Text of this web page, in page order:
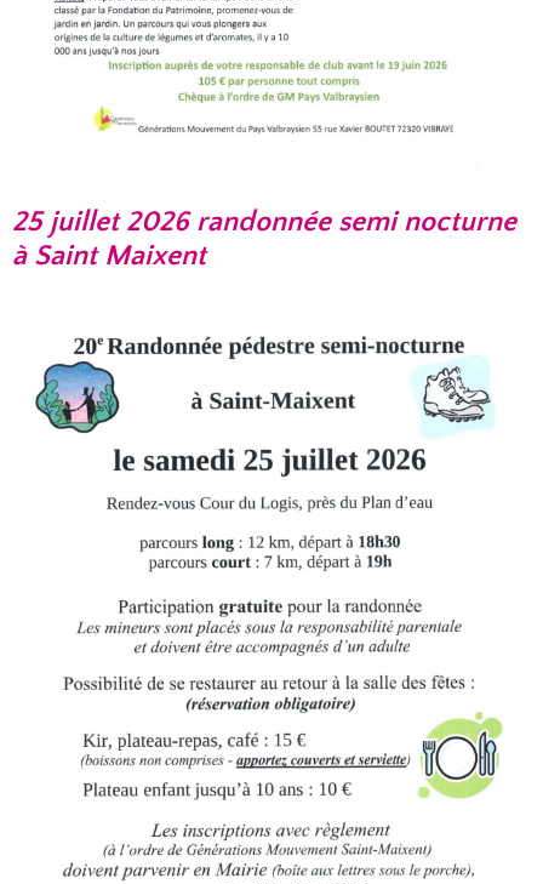
25 juillet 2026 randonnée semi nocturne
à Saint Maixent